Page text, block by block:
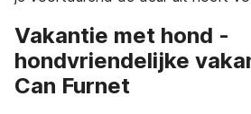
Vakantie met hond -
hondvriendelijke
Can Furnet